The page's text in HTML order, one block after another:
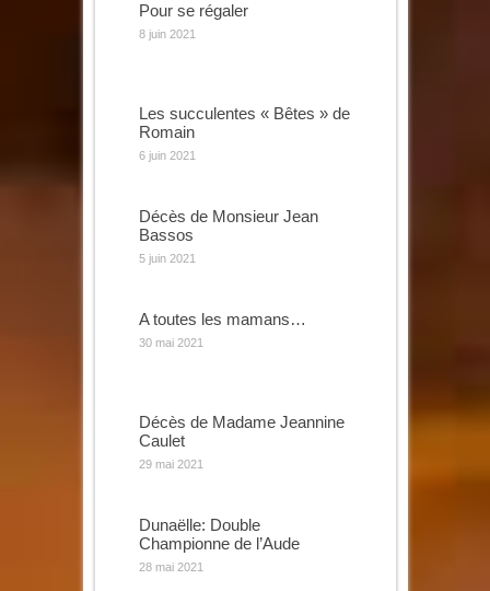
Pour se régaler
8 juin 2021
Les succulentes « Bêtes » de
Romain
6 juin 2021
Décès de Monsieur Jean
Bassos
5 juin 2021
A toutes les mamans…
30 mai 2021
Décès de Madame Jeannine
Caulet
29 mai 2021
Dunaëlle: Double
Championne de l’Aude
28 mai 2021